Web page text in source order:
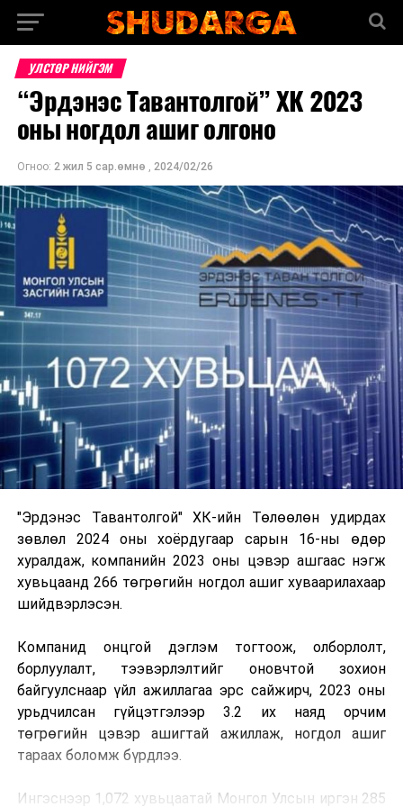
УЛСТӨР НИЙГЭМ
“Эрдэнэс Тавантолгой” ХК 2023
оны ногдол ашиг олгоно
Огноо: 2 жил 5 сар.өмнө , 2024/02/26
"Эрдэнэс Тавантолгой" ХК-ийн Төлөөлөн удирдах
зөвлөл 2024 оны хоёрдугаар сарын 16-ны өдөр
хуралдаж, компанийн 2023 оны цэвэр ашгаас нэгж
хувьцаанд 266 төгрөгийн ногдол ашиг хуваарилахаар
шийдвэрлэсэн.
Компанид онцгой дэглэм тогтоож, олборлолт,
борлуулалт, тээвэрлэлтийг оновчтой зохион
байгуулснаар үйл ажиллагаа эрс сайжирч, 2023 оны
урьдчилсан гүйцэтгэлээр 3.2 их наяд орчим
төгрөгийн цэвэр ашигтай ажиллаж, ногдол ашиг
тараах боломж бүрдлээ.
Ингэснээр 1,072 хувьцаатай Монгол Улсын иргэн 285